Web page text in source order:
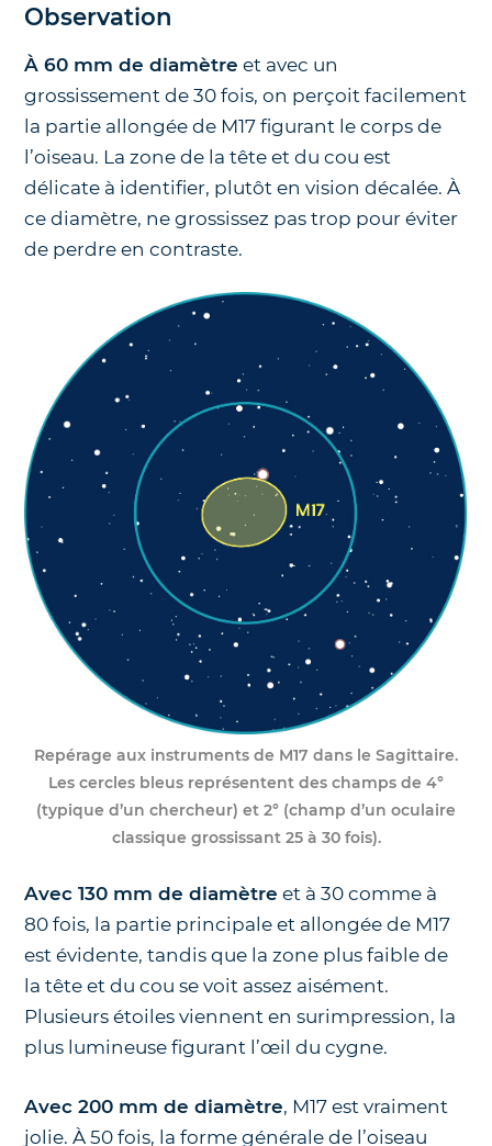
Observation
À 60 mm de diamètre et avec un
grossissement de 30 fois, on perçoit facilement
la partie allongée de M17 figurant le corps de
l’oiseau. La zone de la tête et du cou est
délicate à identifier, plutôt en vision décalée. À
ce diamètre, ne grossissez pas trop pour éviter
de perdre en contraste.
Repérage aux instruments de M17 dans le Sagittaire.
Les cercles bleus représentent des champs de 4°
(typique d’un chercheur) et 2° (champ d’un oculaire
classique grossissant 25 à 30 fois).
Avec 130 mm de diamètre et à 30 comme à
80 fois, la partie principale et allongée de M17
est évidente, tandis que la zone plus faible de
la tête et du cou se voit assez aisément.
Plusieurs étoiles viennent en surimpression, la
plus lumineuse figurant l’œil du cygne.
Avec 200 mm de diamètre, M17 est vraiment
jolie. À 50 fois, la forme générale de l’oiseau